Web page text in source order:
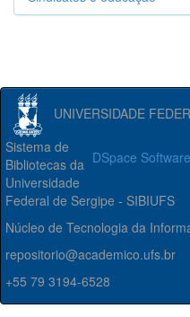
UNIVERSIDADE
DSpace Software
Sistema de
Bibliotecas da
Universidade
Federal de Sergipe - SIBIUFS
Núcleo de Tecnologia da
repositorio@academico.ufs.br
+55 79 3194-6528